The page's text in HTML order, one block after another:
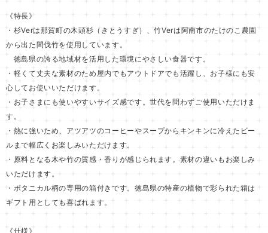
《特長》
・杉Verは那賀町の木頭杉（きとうすぎ）、竹Verは阿南市のたけのこ農園
から出た間伐竹を使用しています。
徳島県の誇る地域材を活用した環境にやさしい食器です。
・軽くて丈夫な素材のため屋内でもアウトドアでも活躍し、お子様にも安
心してお使いいただけます。
・お子さまにも使いやすいサイズ感です。世代を問わずご使用いただけま
す。
・熱に強いため、アツアツのコーヒーやスープからキンキンに冷えたビー
ルまで幅広くお楽しみいただけます。
・原料となる木や竹の質感・香りが感じられます。素材の違いもお楽しみ
いただけます。
・ボタニカル柄の専用の箱付きです。徳島県の特産の植物で彩られた箱は
ギフト用としても喜ばれます。
《仕様》